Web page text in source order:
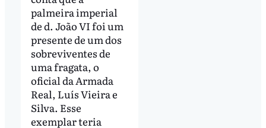
palmeira imperial
de d. João VI foi um
presente de um dos
sobreviventes de
uma fragata, o
oficial da Armada
Real, Luís Vieira e
Silva. Esse
exemplar teria